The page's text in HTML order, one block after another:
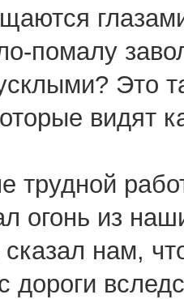
помалу
Это
видят
трудной
огонь из
нам,
дороги